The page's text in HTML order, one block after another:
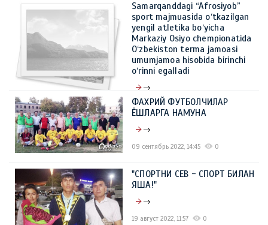
Samarqanddagi “Afrosiyob”
sport majmuasida o‘tkazilgan
yengil atletika bo‘yicha
Markaziy Osiyo chempionatida
O‘zbekiston terma jamoasi
umumjamoa hisobida birinchi
o‘rinni egalladi
→
27 сентябрь 2022, 13:51 0
ФАХРИЙ ФУТБОЛЧИЛАР
ЁШЛАРГА НАМУНА
→
09 сентябрь 2022, 14:45 0
"СПОРТНИ СЕВ - СПОРТ БИЛАН
ЯША!"
→
19 август 2022, 11:57 0